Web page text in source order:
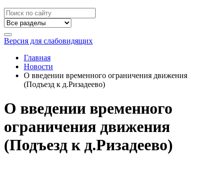
Версия для слабовидящих
Главная
Новости
О введении временного ограничения движения
(Подъезд к д.Ризадеево)
О введении временного
ограничения движения
(Подъезд к д.Ризадеево)